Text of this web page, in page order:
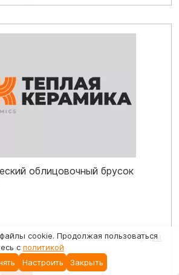
облицовочный брусок
cookie. Продолжая пользоваться
с политикой
Настроить Закрыть